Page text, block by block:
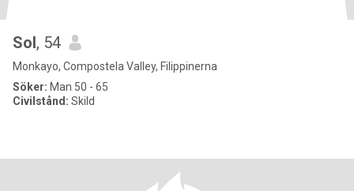
Sol, 54
Monkayo, Compostela Valley, Filippinerna
Söker: Man 50 - 65
Civilstånd: Skild